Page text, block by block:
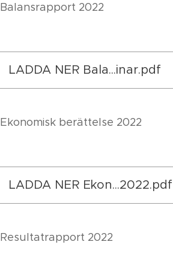
Balansrapport 2022
LADDA NER Bala...inar.pdf
Ekonomisk berättelse 2022
LADDA NER Ekon...2022.pdf
Resultatrapport 2022